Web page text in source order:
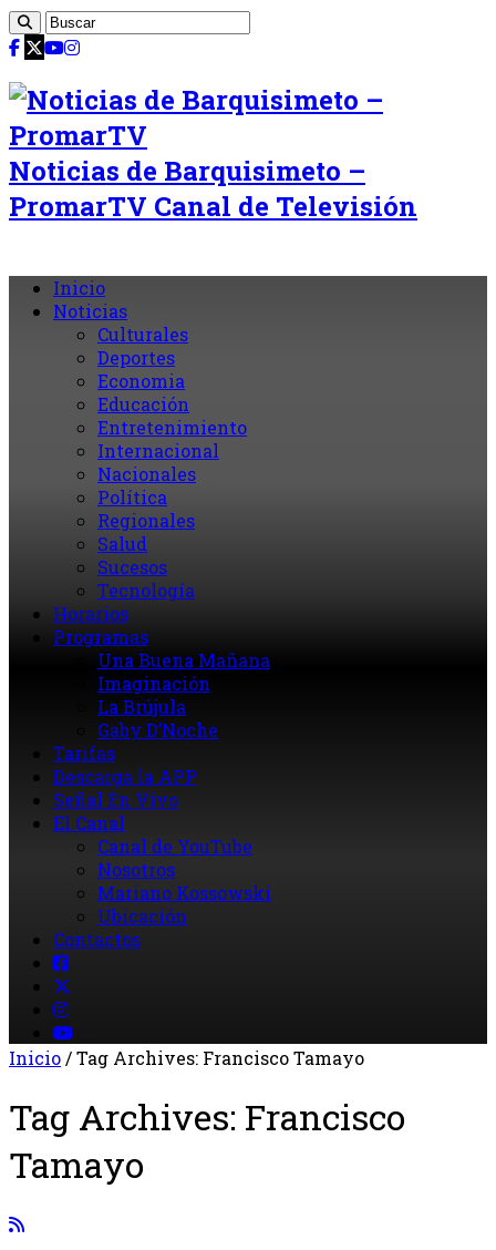
Noticias de Barquisimeto –
PromarTV Canal de Televisión
Inicio
Noticias
Culturales
Deportes
Economia
Educación
Entretenimiento
Internacional
Nacionales
Política
Regionales
Salud
Sucesos
Tecnología
Horarios
Programas
Una Buena Mañana
Imaginación
La Brújula
Gaby D’Noche
Tarifas
Descarga la APP
Señal En Vivo
El Canal
Canal de YouTube
Nosotros
Mariano Kossowski
Ubicación
Contactos
Inicio/Tag Archives: Francisco Tamayo
Tag Archives: Francisco
Tamayo